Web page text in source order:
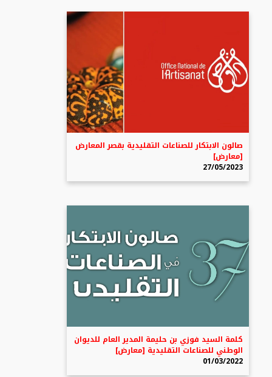
صالون الابتكار للصناعات التقليدية بقصر المعارض
[معارض]
27/05/2023
كلمة السيد فوزي بن حليمة المدير العام للديوان
الوطني للصناعات التقليدية [معارض]
01/03/2022